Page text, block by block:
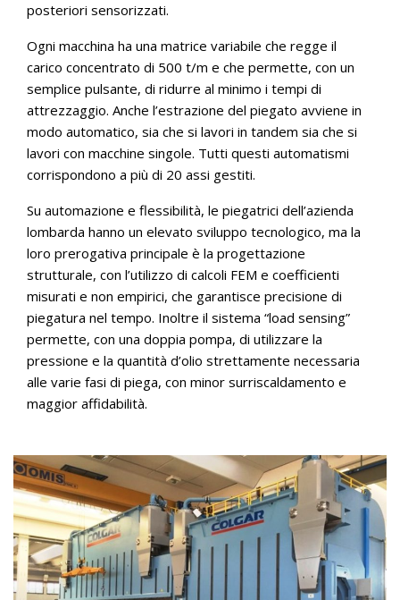
posteriori sensorizzati.
Ogni macchina ha una matrice variabile che regge il
carico concentrato di 500 t/m e che permette, con un
semplice pulsante, di ridurre al minimo i tempi di
attrezzaggio. Anche l’estrazione del piegato avviene in
modo automatico, sia che si lavori in tandem sia che si
lavori con macchine singole. Tutti questi automatismi
corrispondono a più di 20 assi gestiti.
Su automazione e flessibilità, le piegatrici dell’azienda
lombarda hanno un elevato sviluppo tecnologico, ma la
loro prerogativa principale è la progettazione
strutturale, con l’utilizzo di calcoli FEM e coefficienti
misurati e non empirici, che garantisce precisione di
piegatura nel tempo. Inoltre il sistema “load sensing”
permette, con una doppia pompa, di utilizzare la
pressione e la quantità d’olio strettamente necessaria
alle varie fasi di piega, con minor surriscaldamento e
maggior affidabilità.